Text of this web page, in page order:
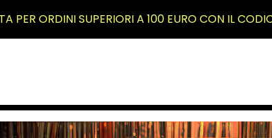
PER ORDINI SUPERIORI A 100 EURO CON IL